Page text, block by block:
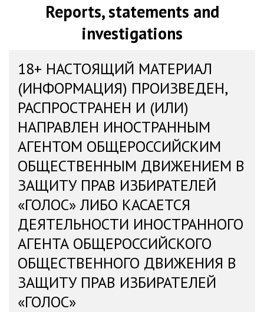
Reports, statements and
investigations
18+ НАСТОЯЩИЙ МАТЕРИАЛ
(ИНФОРМАЦИЯ) ПРОИЗВЕДЕН,
РАСПРОСТРАНЕН И (ИЛИ)
НАПРАВЛЕН ИНОСТРАННЫМ
АГЕНТОМ ОБЩЕРОССИЙСКИМ
ОБЩЕСТВЕННЫМ ДВИЖЕНИЕМ В
ЗАЩИТУ ПРАВ ИЗБИРАТЕЛЕЙ
«ГОЛОС» ЛИБО КАСАЕТСЯ
ДЕЯТЕЛЬНОСТИ ИНОСТРАННОГО
АГЕНТА ОБЩЕРОССИЙСКОГО
ОБЩЕСТВЕННОГО ДВИЖЕНИЯ В
ЗАЩИТУ ПРАВ ИЗБИРАТЕЛЕЙ
«ГОЛОС»